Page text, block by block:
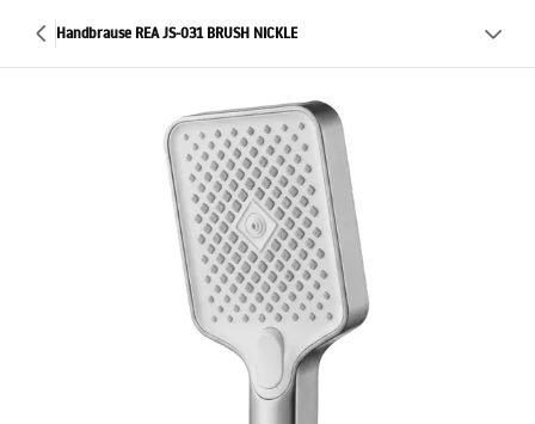
Handbrause REA JS-031 BRUSH NICKLE